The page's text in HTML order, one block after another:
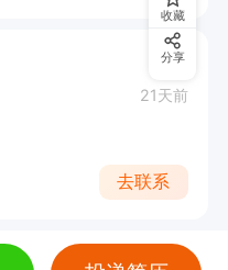
21天前
去联系
收藏
分享